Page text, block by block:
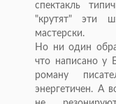
спектакль
"крутят" эти
мастерски.
Но ни один
что написано у
роману
энергетичен. А